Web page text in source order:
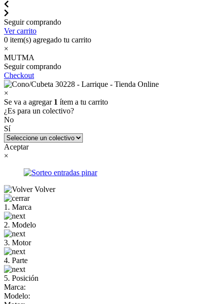
Seguir comprando
Ver carrito
0 item(s) agregado tu carrito
×
MUTMA
Seguir comprando
Checkout
×
Se va a agregar 1 ítem a tu carrito
¿Es para un colectivo?
No
Sí
Aceptar
×
Volver
1. Marca
2. Modelo
3. Motor
4. Parte
5. Posición
Marca:
Modelo: